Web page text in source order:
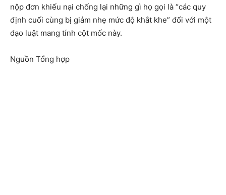
nộp đơn khiếu nại chống lại những gì họ gọi là “các quy
định cuối cùng bị giảm nhẹ mức độ khắt khe” đối với một
đạo luật mang tính cột mốc này.
Nguồn Tổng hợp